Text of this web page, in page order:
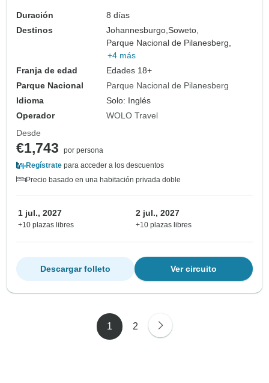
Duración
8 días
Destinos
Johannesburgo,Soweto,
Parque Nacional de Pilanesberg,
+4 más
Franja de edad
Edades 18+
Parque Nacional
Parque Nacional de Pilanesberg
Idioma
Solo: Inglés
Operador
WOLO Travel
Desde
€1,743
por persona
Regístrate para acceder a los descuentos
Precio basado en una habitación privada doble
1 jul., 2027
+10 plazas libres
2 jul., 2027
+10 plazas libres
Ver circuito
Descargar folleto
1 2